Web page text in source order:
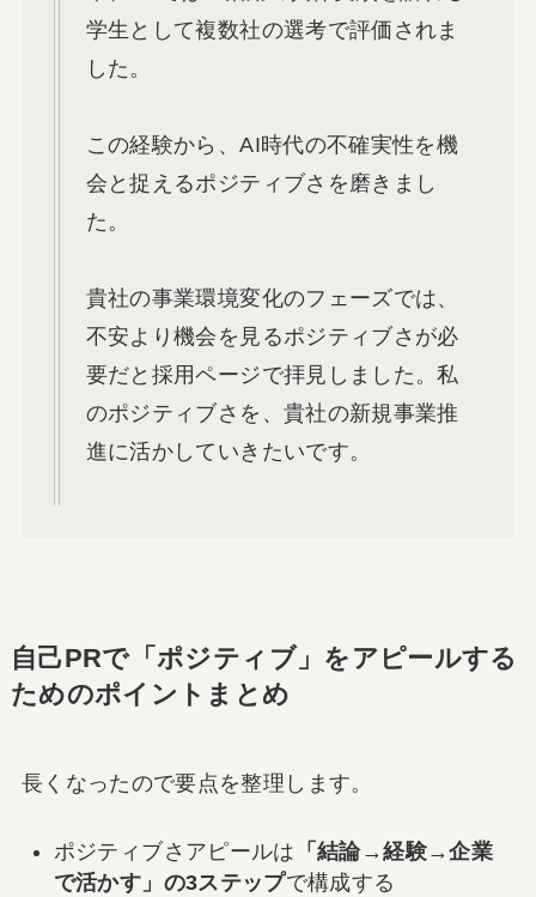
学生として複数社の選考で評価されま
した。
この経験から、AI時代の不確実性を機
会と捉えるポジティブさを磨きまし
た。
貴社の事業環境変化のフェーズでは、
不安より機会を見るポジティブさが必
要だと採用ページで拝見しました。私
のポジティブさを、貴社の新規事業推
進に活かしていきたいです。
自己PRで「ポジティブ」をアピールする
ためのポイントまとめ
長くなったので要点を整理します。
ポジティブさアピールは 「結論→経験→企業
で活かす」の3ステップで構成する